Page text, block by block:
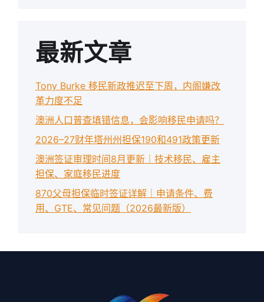
最新文章
Tony Burke 移民新政推迟至下周，内阁嫌改
革力度不足
澳洲人口普查填错信息，会影响移民申请吗？
2026–27财年塔州州担保190和491政策更新
澳洲签证审理时间8月更新｜技术移民、雇主
担保、家庭移民进度
870父母担保临时签证详解｜申请条件、费
用、GTE、常见问题（2026最新版）